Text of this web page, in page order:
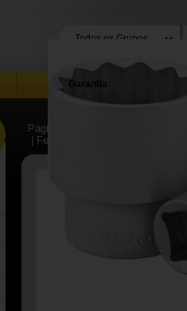
Garantia
Página Inicial
| Ferramentas manuais para uso